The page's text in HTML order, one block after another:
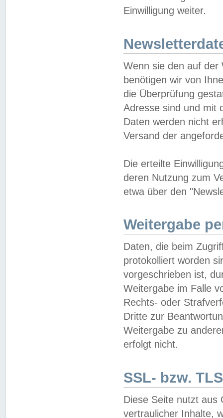
Einwilligung weiter.
Wenn sie den auf der
benötigen wir von
die Überprüfung
Adresse sind und mit
Daten werden nicht
Versand der
Die erteilte
deren Nutzung zum
etwa über den
Weitergabe
Daten, die beim
protokolliert worden
vorgeschrieben ist,
Weitergabe im Falle
Rechts- oder
Dritte zur
Weitergabe zu
erfolgt nicht.
SSL- bzw.
Diese Seite nutzt aus
vertraulicher Inhalte,